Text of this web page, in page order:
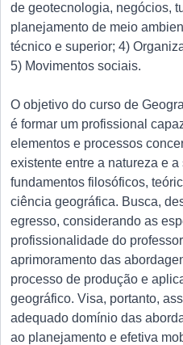
de geotecnologia, negócios,
planejamento de meio
técnico e superior; 4)
5) Movimentos sociais.
O objetivo do curso de
é formar um profissional
elementos e processos
existente entre a natureza e
fundamentos filosóficos,
ciência geográfica. Busca,
egresso, considerando as
profissionalidade do
aprimoramento das
processo de produção e
geográfico. Visa, portanto,
adequado domínio das
ao planejamento e efetiva